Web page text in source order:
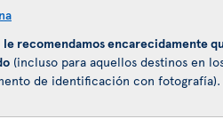
le recomendamos encarecidamente
(incluso para aquellos destinos en
de identificación con fotografía).